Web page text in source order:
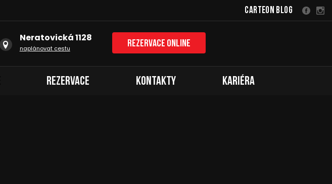
Carteon Blog
Neratovická 1128
naplánovat cestu Rezervace online
Rezervace Kontakty Kariéra